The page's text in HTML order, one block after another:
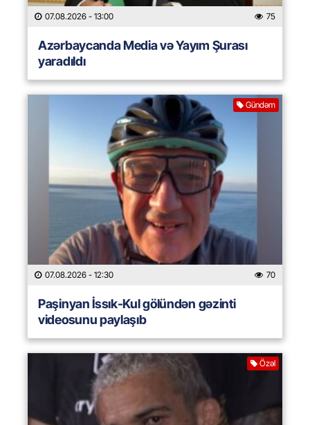
07.08.2026 - 13:00 75
Azərbaycanda Media və Yayım Şurası
yaradıldı
Gündəm
07.08.2026 - 12:30 70
Paşinyan İssık-Kul gölündən gəzinti
videosunu paylaşıb
Özəl